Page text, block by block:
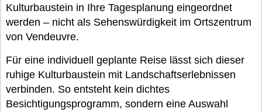
Kulturbaustein in Ihre Tagesplanung eingeordnet
werden – nicht als Sehenswürdigkeit im Ortszentrum
von Vendeuvre.
Für eine individuell geplante Reise lässt sich dieser
ruhige Kulturbaustein mit Landschaftserlebnissen
verbinden. So entsteht kein dichtes
Besichtigungsprogramm, sondern eine Auswahl